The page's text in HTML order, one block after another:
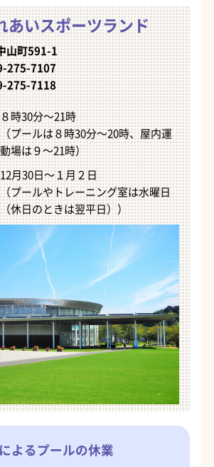
あいスポーツランド
山町591-1
275-7107
275-7118
８時30分～21時
（プールは８時30分～20時、屋内運
動場は９～21時）
12月30日～１月２日
（プールやトレーニング室は水曜日
（休日のときは翌平日））
よるプールの休業